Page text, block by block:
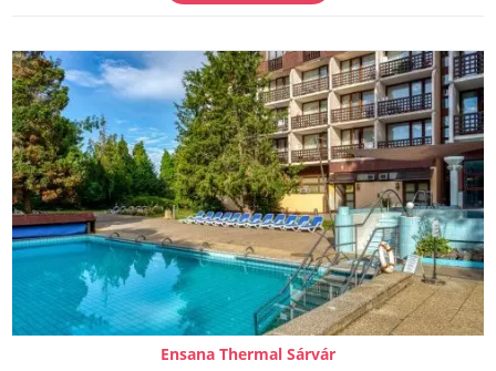
Ensana Thermal Sárvár